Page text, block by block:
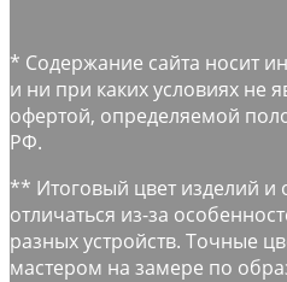
* Содержание сайта носит
и ни при каких условиях не
офертой, определяемой
РФ.
** Итоговый цвет изделий и
отличаться из-за
разных устройств. Точные
мастером на замере по